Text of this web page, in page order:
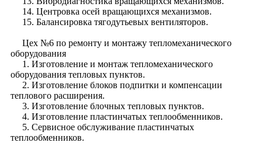
14. Центровка осей вращающихся механизмов.
15. Балансировка тягодутьевых вентиляторов.
Цех №6 по ремонту и монтажу тепломеханического
оборудования
1. Изготовление и монтаж тепломеханического
оборудования тепловых пунктов.
2. Изготовление блоков подпитки и компенсации
теплового расширения.
3. Изготовление блочных тепловых пунктов.
4. Изготовление пластинчатых теплообменников.
5. Сервисное обслуживание пластинчатых
теплообменников.